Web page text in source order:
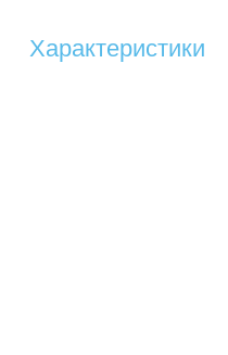
Характеристики